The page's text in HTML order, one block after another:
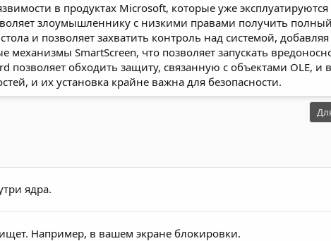
в продуктах Microsoft, которые уже
злоумышленнику с низкими правами получить
и позволяет захватить контроль над системой,
SmartScreen, что позволяет запускать
позволяет обходить защиту, связанную с объектами OLE,
и их установка крайне важна для безопасности.
ядра.
Например, в вашем экране блокировки.